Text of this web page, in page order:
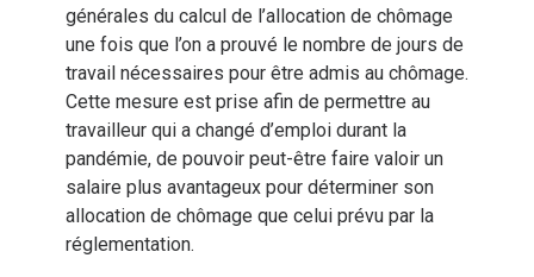
générales du calcul de l’allocation de chômage
une fois que l’on a prouvé le nombre de jours de
travail nécessaires pour être admis au chômage.
Cette mesure est prise afin de permettre au
travailleur qui a changé d’emploi durant la
pandémie, de pouvoir peut-être faire valoir un
salaire plus avantageux pour déterminer son
allocation de chômage que celui prévu par la
réglementation.